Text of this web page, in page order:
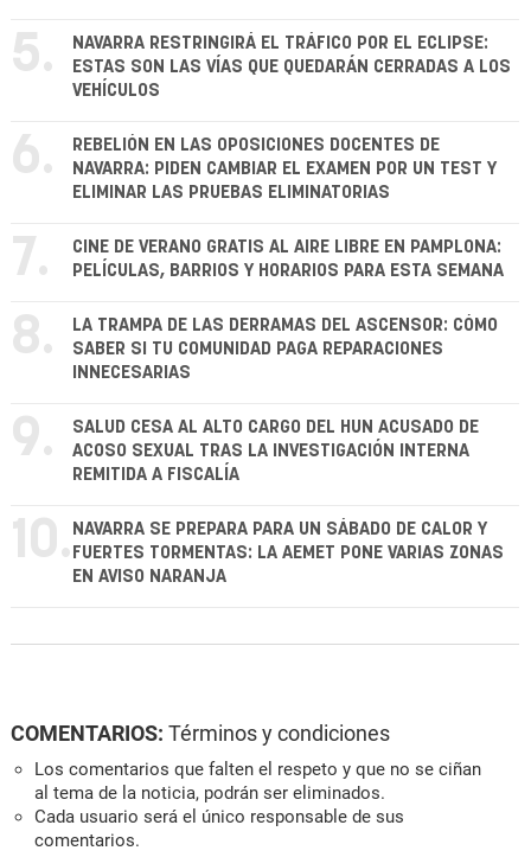
5.
NAVARRA RESTRINGIRÁ EL TRÁFICO POR EL ECLIPSE:
ESTAS SON LAS VÍAS QUE QUEDARÁN CERRADAS A LOS
VEHÍCULOS
6.
REBELIÓN EN LAS OPOSICIONES DOCENTES DE
NAVARRA: PIDEN CAMBIAR EL EXAMEN POR UN TEST Y
ELIMINAR LAS PRUEBAS ELIMINATORIAS
7.
CINE DE VERANO GRATIS AL AIRE LIBRE EN PAMPLONA:
PELÍCULAS, BARRIOS Y HORARIOS PARA ESTA SEMANA
8.
LA TRAMPA DE LAS DERRAMAS DEL ASCENSOR: CÓMO
SABER SI TU COMUNIDAD PAGA REPARACIONES
INNECESARIAS
9.
SALUD CESA AL ALTO CARGO DEL HUN ACUSADO DE
ACOSO SEXUAL TRAS LA INVESTIGACIÓN INTERNA
REMITIDA A FISCALÍA
10. NAVARRA SE PREPARA PARA UN SÁBADO DE CALOR Y
FUERTES TORMENTAS: LA AEMET PONE VARIAS ZONAS
EN AVISO NARANJA
COMENTARIOS: Términos y condiciones
Los comentarios que falten el respeto y que no se ciñan
al tema de la noticia, podrán ser eliminados.
Cada usuario será el único responsable de sus
comentarios.